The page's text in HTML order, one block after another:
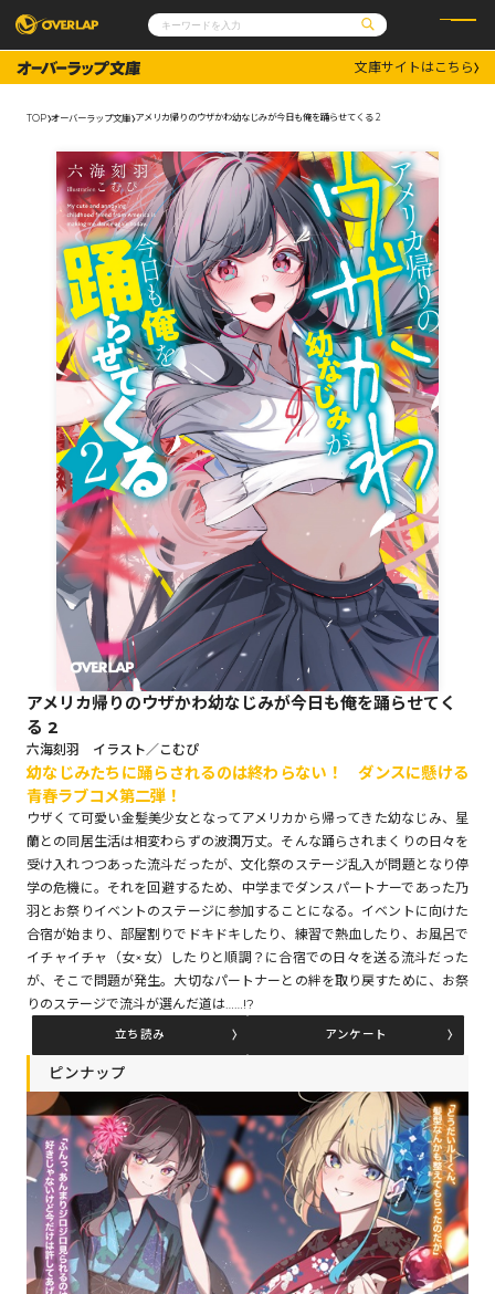
コミックガルド
コミッククリエ
文庫
ノベルス
その他
コミックエッセイ
ポケットモンスター
アニメ
ゲーム
通販・NEWS
OVERLAP STORE
オーバーラップ広報室
企業
会社概要
採用情報
アクセス
オーバーラップホールディングス
お問い合わせはこちら
オーバーラップ文庫
オーバーラップノベルス
オーバーラップノベルスf
ロサージュノベルス
コミックガルド
リキューレ
コミックパルフェ
文庫サイトはこちら
TOP オーバーラップ文庫 アメリカ帰りのウザかわ幼なじみが今日も俺を踊らせてくる 2
アメリカ帰りのウザかわ幼なじみが今日も俺を踊らせてく
る 2
六海刻羽 イラスト／こむぴ
幼なじみたちに踊らされるのは終わらない！ ダンスに懸ける
青春ラブコメ第二弾！
ウザくて可愛い金髪美少女となってアメリカから帰ってきた幼なじみ、星
蘭との同居生活は相変わらずの波瀾万丈。そんな踊らされまくりの日々を
受け入れつつあった流斗だったが、文化祭のステージ乱入が問題となり停
学の危機に。それを回避するため、中学までダンスパートナーであった乃
羽とお祭りイベントのステージに参加することになる。イベントに向けた
合宿が始まり、部屋割りでドキドキしたり、練習で熱血したり、お風呂で
イチャイチャ（女×女）したりと順調？に合宿での日々を送る流斗だった
が、そこで問題が発生。大切なパートナーとの絆を取り戻すために、お祭
りのステージで流斗が選んだ道は……!?
立ち読み アンケート
ピンナップ